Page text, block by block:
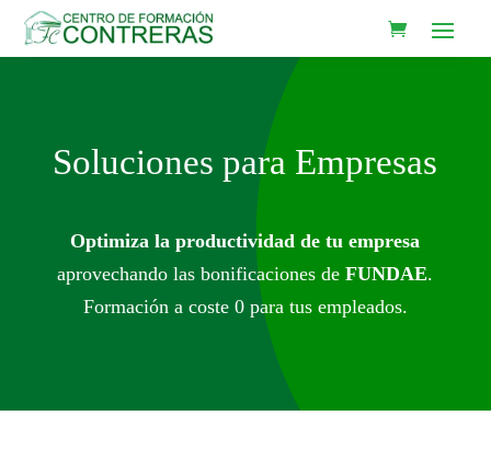
Soluciones para Empresas
Optimiza la productividad de tu empresa
aprovechando las bonificaciones deFUNDAE.
Formación a coste 0 para tus empleados.